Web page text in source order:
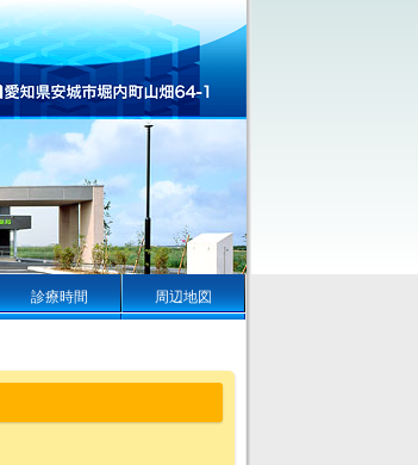
診療時間 周辺地図